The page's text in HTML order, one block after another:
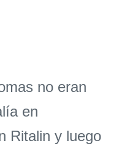
no eran
en
Ritalin y luego